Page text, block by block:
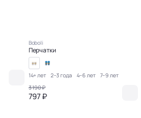
Boboli
Перчатки
14+ лет 2–3 года 4–6 лет
7–9 лет
3 190 ₽
797 ₽